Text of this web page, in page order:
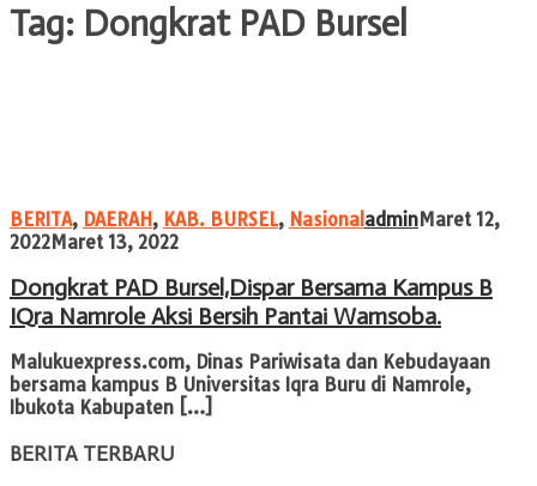
Tag: Dongkrat PAD Bursel
BERITA, DAERAH, KAB. BURSEL, Nasional adminMaret 12,
2022Maret 13, 2022
Dongkrat PAD Bursel,Dispar Bersama Kampus B
IQra Namrole Aksi Bersih Pantai Wamsoba.
Malukuexpress.com, Dinas Pariwisata dan Kebudayaan
bersama kampus B Universitas Iqra Buru di Namrole,
Ibukota Kabupaten […]
BERITA TERBARU